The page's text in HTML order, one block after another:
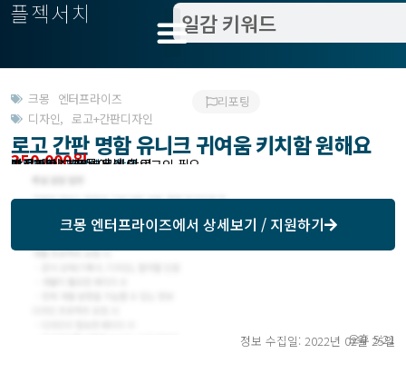
플젝서치
크몽 엔터프라이즈
디자인,로고+간판디자인
리포팅
로고 간판 명함 유니크 귀여움 키치함 원해요
350,000원
작업방식 : 외주
모집기한 : 크몽에서 확인
예상기간 : 14일
프로젝트조회 : 크몽에서 로그인 필요
받은제안 : 크몽에서 확인
크몽 엔터프라이즈에서 상세보기 / 지원하기
정보 수집일: 2022년 02월 25일
오후 5:21